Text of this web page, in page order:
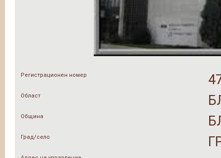
Регистрационен номер
Област
Община
Град/село